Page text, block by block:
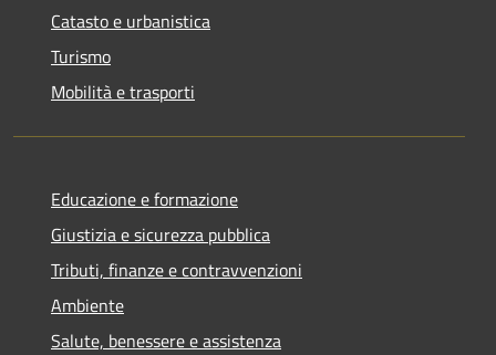
Catasto e urbanistica
Turismo
Mobilità e trasporti
Educazione e formazione
Giustizia e sicurezza pubblica
Tributi, finanze e contravvenzioni
Ambiente
Salute, benessere e assistenza